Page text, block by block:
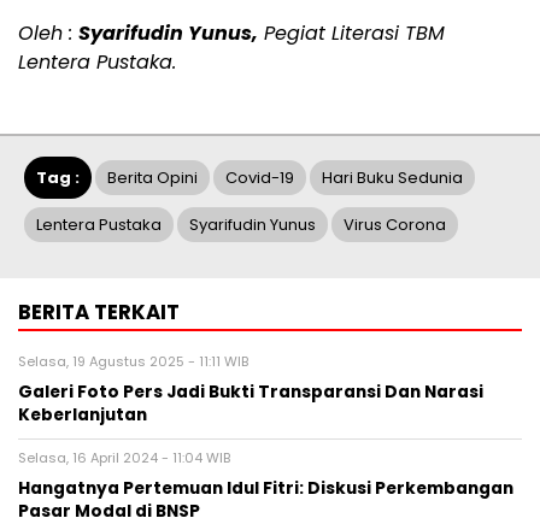
Oleh : Syarifudin Yunus, Pegiat Literasi TBM
Lentera Pustaka.
Tag : Berita Opini Covid-19 Hari Buku Sedunia
Lentera Pustaka Syarifudin Yunus Virus Corona
BERITA TERKAIT
Selasa, 19 Agustus 2025 - 11:11 WIB
Galeri Foto Pers Jadi Bukti Transparansi Dan Narasi
Keberlanjutan
Selasa, 16 April 2024 - 11:04 WIB
Hangatnya Pertemuan Idul Fitri: Diskusi Perkembangan
Pasar Modal di BNSP